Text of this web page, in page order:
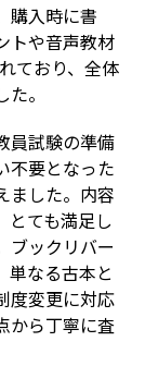
購入時に書
トや音声教材
ており、全体
。
員試験の準備
不要となった
ました。内容
とても満足し
ブックリバー
単なる古本と
度変更に対応
から丁寧に査